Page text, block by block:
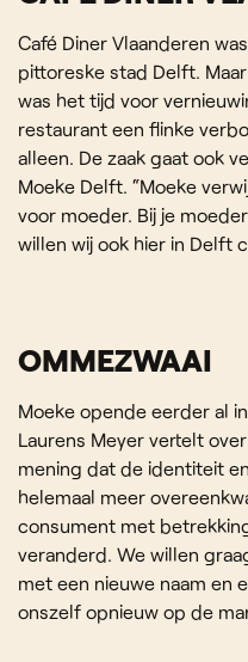
Café Diner Vlaanderen
pittoreske stad Delft.
was het tijd voor
restaurant een flinke
alleen. De zaak gaat ook
Moeke Delft. “Moeke
voor moeder. Bij je
willen wij ook hier in Delft
OMMEZWAAI
Moeke opende eerder al
Laurens Meyer vertelt
mening dat de identiteit
helemaal meer
consument met
veranderd. We willen
met een nieuwe naam en
onszelf opnieuw op de